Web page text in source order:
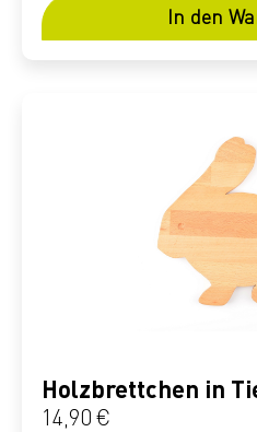
In den
Holzbrettchen in
Regulärer Preis:
14,90 €